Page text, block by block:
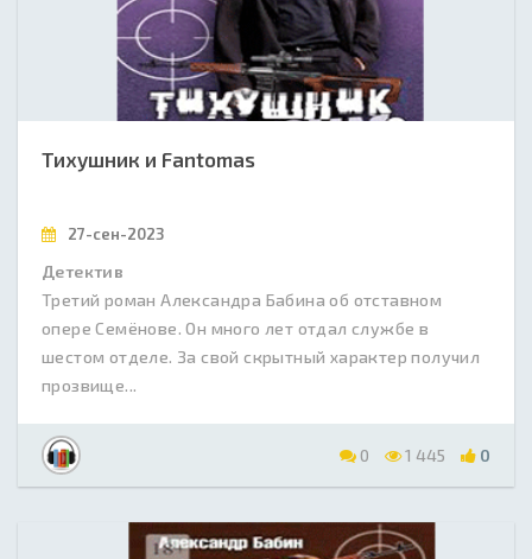
Тихушник и Fantomas
27-сен-2023
Детектив
Третий роман Александра Бабина об отставном
опере Семёнове. Он много лет отдал службе в
шестом отделе. За свой скрытный характер получил
прозвище...
0 1 445 0